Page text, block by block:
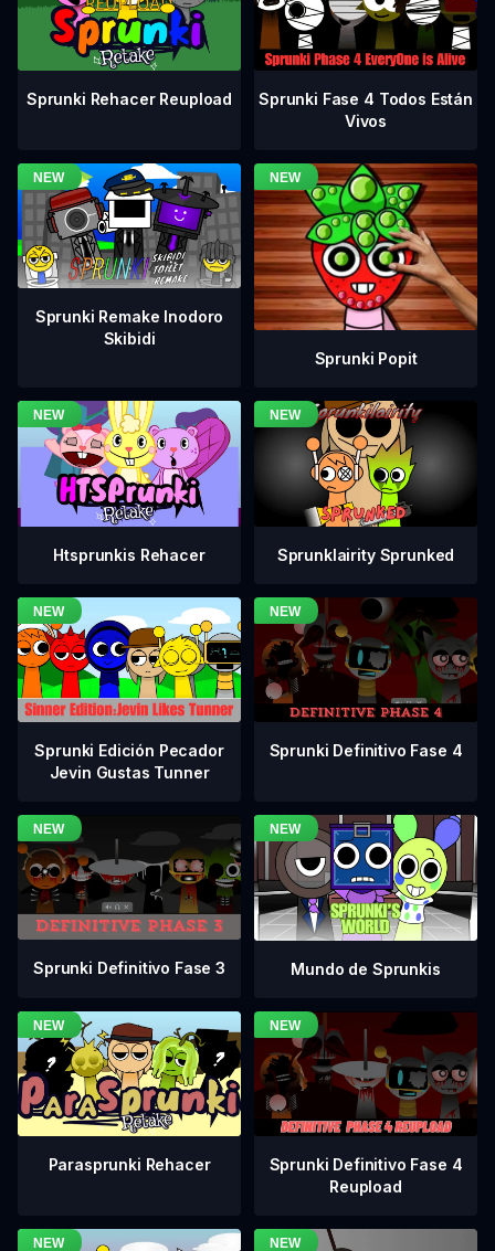
Sprunki Rehacer Reupload
Sprunki Fase 4 Todos Están
Vivos
Sprunki Remake Inodoro
Skibidi
Sprunki Popit
Htsprunkis Rehacer Sprunklairity Sprunked
Sprunki Edición Pecador
Jevin Gustas Tunner
Sprunki Definitivo Fase 4
Sprunki Definitivo Fase 3 Mundo de Sprunkis
Parasprunki Rehacer
Sprunki Definitivo Fase 4
Reupload